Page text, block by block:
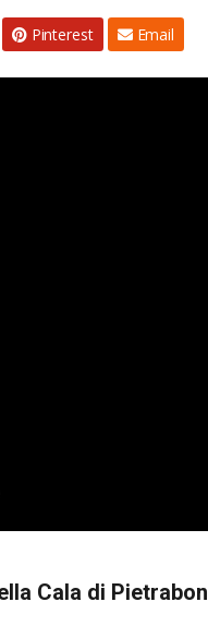
Pinterest Email
Cala di